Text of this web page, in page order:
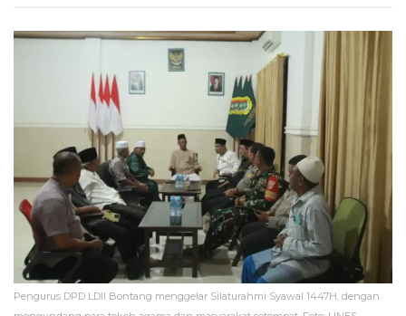
Pengurus DPD LDII Bontang menggelar Silaturahmi Syawal 1447H, dengan